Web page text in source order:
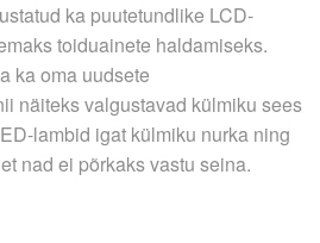
ka puutetundlike LCD-
toiduainete haldamiseks.
ka oma uudsete
näiteks valgustavad külmiku sees
lambid igat külmiku nurka ning
nad ei põrkaks vastu seina.